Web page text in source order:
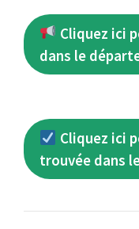
Cliquez ici
dans le
Cliquez ici
trouvée dans